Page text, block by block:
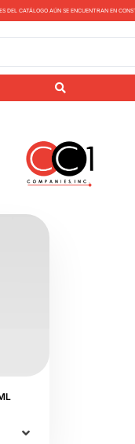
DEL CATÁLOGO AÚN SE ENCUENTRAN EN